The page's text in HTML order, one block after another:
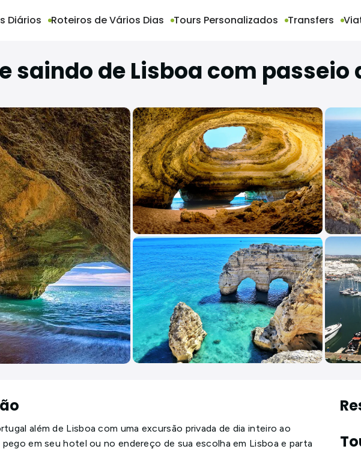
Diários Roteiros de Vários Dias Tours Personalizados Transfers
saindo de Lisboa com passeio
além de Lisboa com uma excursão privada de dia inteiro ao
pego em seu hotel ou no endereço de sua escolha em Lisboa e parta